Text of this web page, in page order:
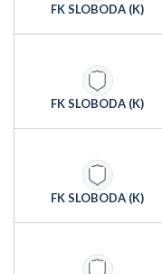
FK SLOBODA (K)
FK SLOBODA (K)
FK SLOBODA (K)